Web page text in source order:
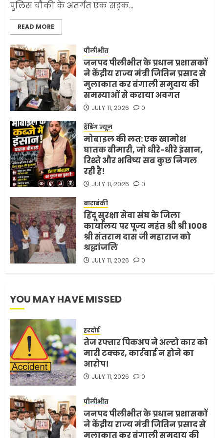
3
व्यवहार क्यों?
JUNE 1, 2026 0
4
अमेरिका ने फिर से ईरान को युद्ध
समाप्त करने के लिए भेजी अपनी 5
MAY 18, 2026
5
भारत-अमेरिका व्यापार समझौता
ट्रंप ने किया एलान
FEBRUARY 3, 2026
पुलिस चौकी के अंतर्गत एक सड़क...
READ MORE
पीलीभीत
जनपद पीलीभीत के प्रधान प्रशासकों
ने केंद्रीय राज्य मंत्री जितिन प्रसाद से
मुलाकात कर बंगाली समुदाय की
समस्याओं से कराया अवगत
JULY 11, 2026 0
ट्रेंडिंग न्यूज़
मोबाइल की लत: एक खामोश
घातक बीमारी, जो धीरे-धीरे इंसान,
रिश्ते और भविष्य सब कुछ निगल
रही है!
JULY 11, 2026 0
बाराबंकी
हिंदू सुरक्षा सेवा संघ के जिला
कार्यालय पर पूज्य महंत श्री श्री 1008
श्री संतराम दास जी महाराज को
श्रद्धांजलि
JULY 11, 2026 0
YOU MAY HAVE MISSED
हरदोई
तेज रफ्तार पिकअप ने अल्टो कार को
मारी टक्कर, कार्रवाई न होने का
आरोप।
JULY 11, 2026 0
पीलीभीत
जनपद पीलीभीत के प्रधान प्रशासकों
ने केंद्रीय राज्य मंत्री जितिन प्रसाद से
मुलाकात कर बंगाली समुदाय की